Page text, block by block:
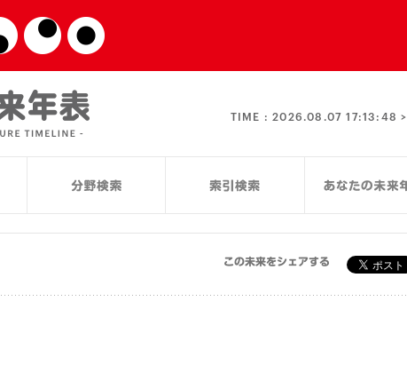
TIME :2026.08.07 17:13:48 >
この未来をシェアする